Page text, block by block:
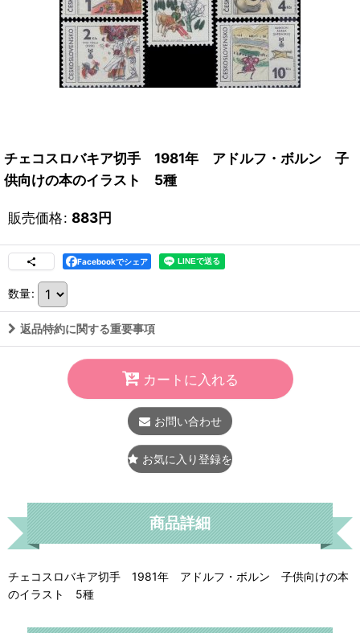
チェコスロバキア切手 1981年 アドルフ・ボルン 子
供向けの本のイラスト 5種
販売価格: 883円
Facebookでシェア
数量:
返品特約に関する重要事項
カートに入れる
お問い合わせ
お気に入り登録をする
商品詳細
チェコスロバキア切手 1981年 アドルフ・ボルン 子供向けの本
のイラスト 5種